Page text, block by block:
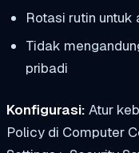
Rotasi rutin
Tidak
pribadi
Konfigurasi: Atur
Policy di Computer